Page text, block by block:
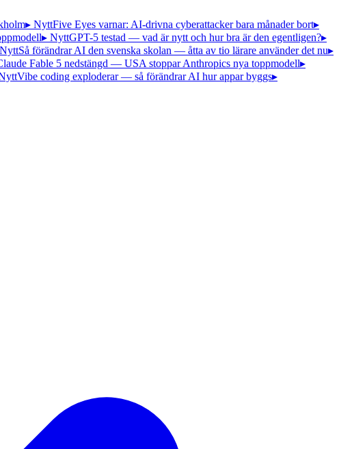
▸ NyttFive Eyes varnar: AI-drivna cyberattacker bara månader bort▸
▸ NyttGPT-5 testad — vad är nytt och hur bra är den egentligen?▸
Så förändrar AI den svenska skolan — åtta av tio lärare använder det nu▸
Fable 5 nedstängd — USA stoppar Anthropics nya toppmodell▸
Vibe coding exploderar — så förändrar AI hur appar byggs▸